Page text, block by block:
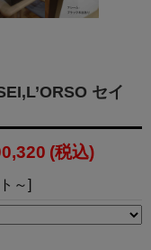
セイ
(税込)
～]